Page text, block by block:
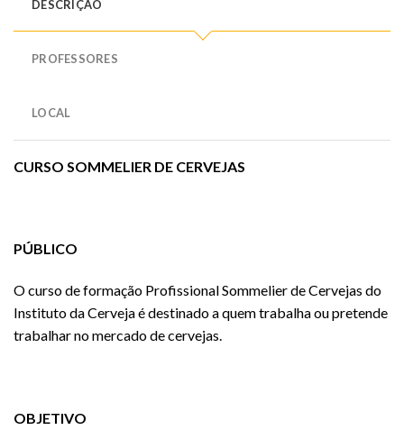
DESCRIÇÃO
PROFESSORES
LOCAL
CURSO SOMMELIER DE CERVEJAS
PÚBLICO
O curso de formação Profissional Sommelier de Cervejas do
Instituto da Cerveja é destinado a quem trabalha ou pretende
trabalhar no mercado de cervejas.
OBJETIVO